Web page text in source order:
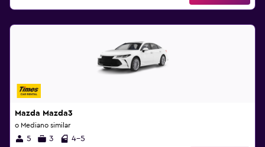
Mazda Mazda3
o Mediano similar
5 3 4-5